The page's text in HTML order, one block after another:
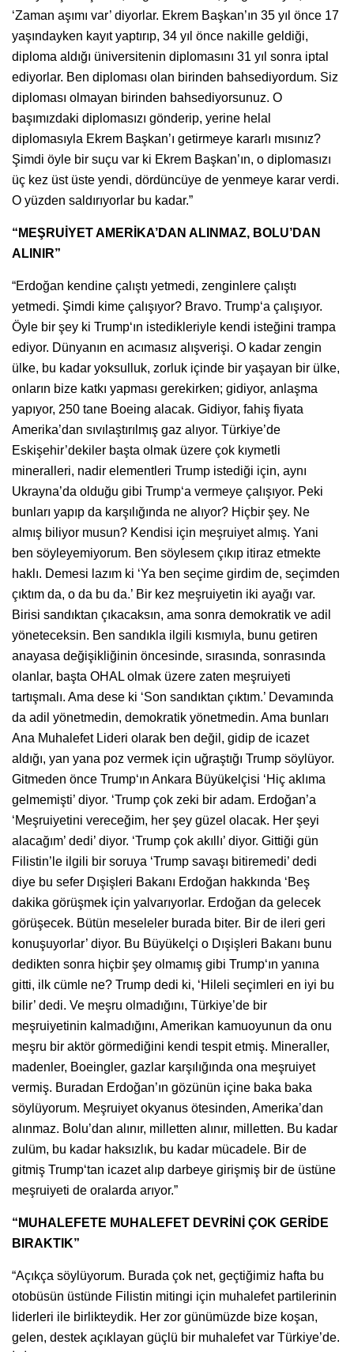
‘Zaman aşımı var’ diyorlar. Ekrem Başkan’ın 35 yıl önce 17
yaşındayken kayıt yaptırıp, 34 yıl önce nakille geldiği,
diploma aldığı üniversitenin diplomasını 31 yıl sonra iptal
ediyorlar. Ben diploması olan birinden bahsediyordum. Siz
diploması olmayan birinden bahsediyorsunuz. O
başımızdaki diplomasızı gönderip, yerine helal
diplomasıyla Ekrem Başkan’ı getirmeye kararlı mısınız?
Şimdi öyle bir suçu var ki Ekrem Başkan’ın, o diplomasızı
üç kez üst üste yendi, dördüncüye de yenmeye karar verdi.
O yüzden saldırıyorlar bu kadar.”
“MEŞRUİYET AMERİKA’DAN ALINMAZ, BOLU’DAN
ALINIR”
“Erdoğan kendine çalıştı yetmedi, zenginlere çalıştı
yetmedi. Şimdi kime çalışıyor? Bravo. Trump‘a çalışıyor.
Öyle bir şey ki Trump‘ın istedikleriyle kendi isteğini trampa
ediyor. Dünyanın en acımasız alışverişi. O kadar zengin
ülke, bu kadar yoksulluk, zorluk içinde bir yaşayan bir ülke,
onların bize katkı yapması gerekirken; gidiyor, anlaşma
yapıyor, 250 tane Boeing alacak. Gidiyor, fahiş fiyata
Amerika’dan sıvılaştırılmış gaz alıyor. Türkiye’de
Eskişehir’dekiler başta olmak üzere çok kıymetli
mineralleri, nadir elementleri Trump istediği için, aynı
Ukrayna’da olduğu gibi Trump‘a vermeye çalışıyor. Peki
bunları yapıp da karşılığında ne alıyor? Hiçbir şey. Ne
almış biliyor musun? Kendisi için meşruiyet almış. Yani
ben söyleyemiyorum. Ben söylesem çıkıp itiraz etmekte
haklı. Demesi lazım ki ‘Ya ben seçime girdim de, seçimden
çıktım da, o da bu da.’ Bir kez meşruiyetin iki ayağı var.
Birisi sandıktan çıkacaksın, ama sonra demokratik ve adil
yöneteceksin. Ben sandıkla ilgili kısmıyla, bunu getiren
anayasa değişikliğinin öncesinde, sırasında, sonrasında
olanlar, başta OHAL olmak üzere zaten meşruiyeti
tartışmalı. Ama dese ki ‘Son sandıktan çıktım.’ Devamında
da adil yönetmedin, demokratik yönetmedin. Ama bunları
Ana Muhalefet Lideri olarak ben değil, gidip de icazet
aldığı, yan yana poz vermek için uğraştığı Trump söylüyor.
Gitmeden önce Trump‘ın Ankara Büyükelçisi ‘Hiç aklıma
gelmemişti’ diyor. ‘Trump çok zeki bir adam. Erdoğan’a
‘Meşruiyetini vereceğim, her şey güzel olacak. Her şeyi
alacağım’ dedi’ diyor. ‘Trump çok akıllı’ diyor. Gittiği gün
Filistin’le ilgili bir soruya ‘Trump savaşı bitiremedi’ dedi
diye bu sefer Dışişleri Bakanı Erdoğan hakkında ‘Beş
dakika görüşmek için yalvarıyorlar. Erdoğan da gelecek
görüşecek. Bütün meseleler burada biter. Bir de ileri geri
konuşuyorlar’ diyor. Bu Büyükelçi o Dışişleri Bakanı bunu
dedikten sonra hiçbir şey olmamış gibi Trump‘ın yanına
gitti, ilk cümle ne? Trump dedi ki, ‘Hileli seçimleri en iyi bu
bilir’ dedi. Ve meşru olmadığını, Türkiye’de bir
meşruiyetinin kalmadığını, Amerikan kamuoyunun da onu
meşru bir aktör görmediğini kendi tespit etmiş. Mineraller,
madenler, Boeingler, gazlar karşılığında ona meşruiyet
vermiş. Buradan Erdoğan’ın gözünün içine baka baka
söylüyorum. Meşruiyet okyanus ötesinden, Amerika’dan
alınmaz. Bolu’dan alınır, milletten alınır, milletten. Bu kadar
zulüm, bu kadar haksızlık, bu kadar mücadele. Bir de
gitmiş Trump‘tan icazet alıp darbeye girişmiş bir de üstüne
meşruiyeti de oralarda arıyor.”
“MUHALEFETE MUHALEFET DEVRİNİ ÇOK GERİDE
BIRAKTIK”
“Açıkça söylüyorum. Burada çok net, geçtiğimiz hafta bu
otobüsün üstünde Filistin mitingi için muhalefet partilerinin
liderleri ile birlikteydik. Her zor günümüzde bize koşan,
gelen, destek açıklayan güçlü bir muhalefet var Türkiye’de.